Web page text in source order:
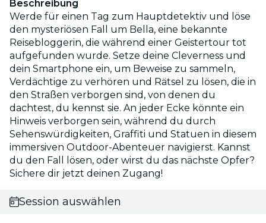
Beschreibung
Werde für einen Tag zum Hauptdetektiv und löse
den mysteriösen Fall um Bella, eine bekannte
Reisebloggerin, die während einer Geistertour tot
aufgefunden wurde. Setze deine Cleverness und
dein Smartphone ein, um Beweise zu sammeln,
Verdächtige zu verhören und Rätsel zu lösen, die in
den Straßen verborgen sind, von denen du
dachtest, du kennst sie. An jeder Ecke könnte ein
Hinweis verborgen sein, während du durch
Sehenswürdigkeiten, Graffiti und Statuen in diesem
immersiven Outdoor-Abenteuer navigierst. Kannst
du den Fall lösen, oder wirst du das nächste Opfer?
Sichere dir jetzt deinen Zugang!
Session auswählen